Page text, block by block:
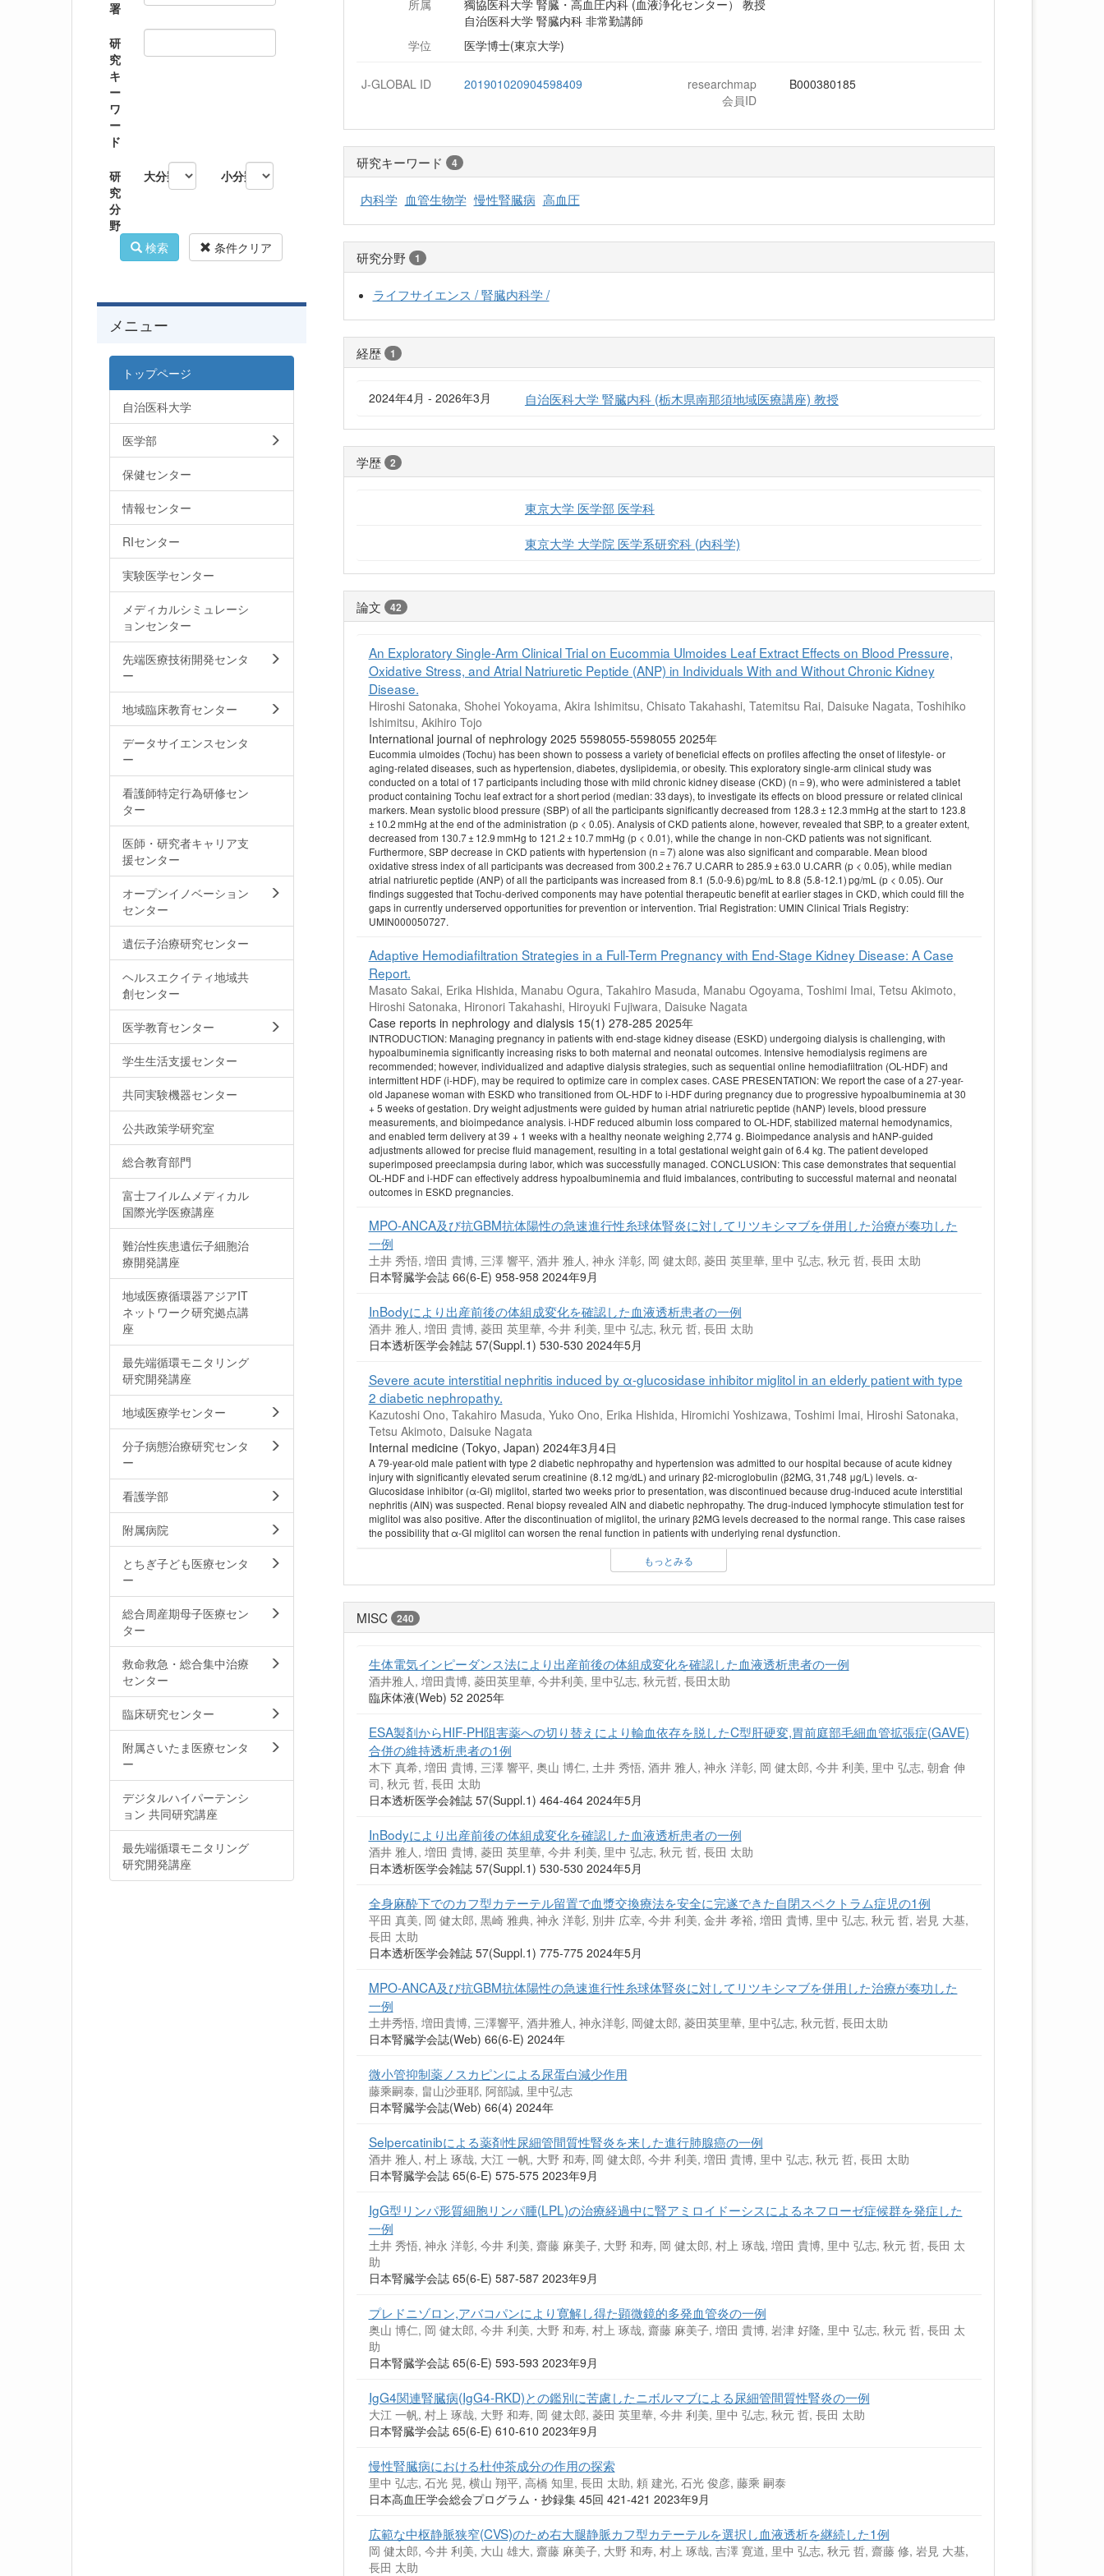
所属
獨協医科大学 腎臓・高血圧内科 (血液浄化センター） 教授
自治医科大学 腎臓内科 非常勤講師
学位
医学博士(東京大学)
J-GLOBAL ID 201901020904598409
researchmap
会員ID
B000380185
研究キーワード 4
内科学 血管生物学 慢性腎臓病 高血圧
研究分野 1
ライフサイエンス / 腎臓内科学 /
経歴 1
2024年4月 - 2026年3月 自治医科大学 腎臓内科 (栃木県南那須地域医療講座) 教授
学歴 2
東京大学 医学部 医学科
東京大学 大学院 医学系研究科 (内科学)
論文 42
An Exploratory Single-Arm Clinical Trial on Eucommia Ulmoides Leaf Extract Effects on Blood Pressure,
Oxidative Stress, and Atrial Natriuretic Peptide (ANP) in Individuals With and Without Chronic Kidney
Disease.
Hiroshi Satonaka, Shohei Yokoyama, Akira Ishimitsu, Chisato Takahashi, Tatemitsu Rai, Daisuke Nagata, Toshihiko
Ishimitsu, Akihiro Tojo
International journal of nephrology 2025 5598055-5598055 2025年
Eucommia ulmoides (Tochu) has been shown to possess a variety of beneficial effects on profiles affecting the onset of lifestyle- or
aging-related diseases, such as hypertension, diabetes, dyslipidemia, or obesity. This exploratory single-arm clinical study was
conducted on a total of 17 participants including those with mild chronic kidney disease (CKD) (n = 9), who were administered a tablet
product containing Tochu leaf extract for a short period (median: 33 days), to investigate its effects on blood pressure or related clinical
markers. Mean systolic blood pressure (SBP) of all the participants significantly decreased from 128.3 ± 12.3 mmHg at the start to 123.8
± 10.2 mmHg at the end of the administration (p < 0.05). Analysis of CKD patients alone, however, revealed that SBP, to a greater extent,
decreased from 130.7 ± 12.9 mmHg to 121.2 ± 10.7 mmHg (p < 0.01), while the change in non-CKD patients was not significant.
Furthermore, SBP decrease in CKD patients with hypertension (n = 7) alone was also significant and comparable. Mean blood
oxidative stress index of all participants was decreased from 300.2 ± 76.7 U.CARR to 285.9 ± 63.0 U.CARR (p < 0.05), while median
atrial natriuretic peptide (ANP) of all the participants was increased from 8.1 (5.0-9.6) pg/mL to 8.8 (5.8-12.1) pg/mL (p < 0.05). Our
findings suggested that Tochu-derived components may have potential therapeutic benefit at earlier stages in CKD, which could fill the
gaps in currently underserved opportunities for prevention or intervention. Trial Registration: UMIN Clinical Trials Registry:
UMIN000050727.
Adaptive Hemodiafiltration Strategies in a Full-Term Pregnancy with End-Stage Kidney Disease: A Case
Report.
Masato Sakai, Erika Hishida, Manabu Ogura, Takahiro Masuda, Manabu Ogoyama, Toshimi Imai, Tetsu Akimoto,
Hiroshi Satonaka, Hironori Takahashi, Hiroyuki Fujiwara, Daisuke Nagata
Case reports in nephrology and dialysis 15(1) 278-285 2025年
INTRODUCTION: Managing pregnancy in patients with end-stage kidney disease (ESKD) undergoing dialysis is challenging, with
hypoalbuminemia significantly increasing risks to both maternal and neonatal outcomes. Intensive hemodialysis regimens are
recommended; however, individualized and adaptive dialysis strategies, such as sequential online hemodiafiltration (OL-HDF) and
intermittent HDF (i-HDF), may be required to optimize care in complex cases. CASE PRESENTATION: We report the case of a 27-year-
old Japanese woman with ESKD who transitioned from OL-HDF to i-HDF during pregnancy due to progressive hypoalbuminemia at 30
+ 5 weeks of gestation. Dry weight adjustments were guided by human atrial natriuretic peptide (hANP) levels, blood pressure
measurements, and bioimpedance analysis. i-HDF reduced albumin loss compared to OL-HDF, stabilized maternal hemodynamics,
and enabled term delivery at 39 + 1 weeks with a healthy neonate weighing 2,774 g. Bioimpedance analysis and hANP-guided
adjustments allowed for precise fluid management, resulting in a total gestational weight gain of 6.4 kg. The patient developed
superimposed preeclampsia during labor, which was successfully managed. CONCLUSION: This case demonstrates that sequential
OL-HDF and i-HDF can effectively address hypoalbuminemia and fluid imbalances, contributing to successful maternal and neonatal
outcomes in ESKD pregnancies.
MPO-ANCA及び抗GBM抗体陽性の急速進行性糸球体腎炎に対してリツキシマブを併用した治療が奏功した
一例
土井 秀悟, 増田 貴博, 三澤 響平, 酒井 雅人, 神永 洋彰, 岡 健太郎, 菱田 英里華, 里中 弘志, 秋元 哲, 長田 太助
日本腎臓学会誌 66(6-E) 958-958 2024年9月
InBodyにより出産前後の体組成変化を確認した血液透析患者の一例
酒井 雅人, 増田 貴博, 菱田 英里華, 今井 利美, 里中 弘志, 秋元 哲, 長田 太助
日本透析医学会雑誌 57(Suppl.1) 530-530 2024年5月
Severe acute interstitial nephritis induced by α-glucosidase inhibitor miglitol in an elderly patient with type
2 diabetic nephropathy.
Kazutoshi Ono, Takahiro Masuda, Yuko Ono, Erika Hishida, Hiromichi Yoshizawa, Toshimi Imai, Hiroshi Satonaka,
Tetsu Akimoto, Daisuke Nagata
Internal medicine (Tokyo, Japan) 2024年3月4日
A 79-year-old male patient with type 2 diabetic nephropathy and hypertension was admitted to our hospital because of acute kidney
injury with significantly elevated serum creatinine (8.12 mg/dL) and urinary β2-microglobulin (β2MG, 31,748 μg/L) levels. α-
Glucosidase inhibitor (α-GI) miglitol, started two weeks prior to presentation, was discontinued because drug-induced acute interstitial
nephritis (AIN) was suspected. Renal biopsy revealed AIN and diabetic nephropathy. The drug-induced lymphocyte stimulation test for
miglitol was also positive. After the discontinuation of miglitol, the urinary β2MG levels decreased to the normal range. This case raises
the possibility that α-GI miglitol can worsen the renal function in patients with underlying renal dysfunction.
もっとみる
MISC 240
生体電気インピーダンス法により出産前後の体組成変化を確認した血液透析患者の一例
酒井雅人, 増田貴博, 菱田英里華, 今井利美, 里中弘志, 秋元哲, 長田太助
臨床体液(Web) 52 2025年
ESA製剤からHIF-PH阻害薬への切り替えにより輸血依存を脱したC型肝硬変,胃前庭部毛細血管拡張症(GAVE)
合併の維持透析患者の1例
木下 真希, 増田 貴博, 三澤 響平, 奥山 博仁, 土井 秀悟, 酒井 雅人, 神永 洋彰, 岡 健太郎, 今井 利美, 里中 弘志, 朝倉 伸
司, 秋元 哲, 長田 太助
日本透析医学会雑誌 57(Suppl.1) 464-464 2024年5月
InBodyにより出産前後の体組成変化を確認した血液透析患者の一例
酒井 雅人, 増田 貴博, 菱田 英里華, 今井 利美, 里中 弘志, 秋元 哲, 長田 太助
日本透析医学会雑誌 57(Suppl.1) 530-530 2024年5月
全身麻酔下でのカフ型カテーテル留置で血漿交換療法を安全に完遂できた自閉スペクトラム症児の1例
平田 真美, 岡 健太郎, 黒崎 雅典, 神永 洋彰, 別井 広幸, 今井 利美, 金井 孝裕, 増田 貴博, 里中 弘志, 秋元 哲, 岩見 大基,
長田 太助
日本透析医学会雑誌 57(Suppl.1) 775-775 2024年5月
MPO-ANCA及び抗GBM抗体陽性の急速進行性糸球体腎炎に対してリツキシマブを併用した治療が奏功した
一例
土井秀悟, 増田貴博, 三澤響平, 酒井雅人, 神永洋彰, 岡健太郎, 菱田英里華, 里中弘志, 秋元哲, 長田太助
日本腎臓学会誌(Web) 66(6-E) 2024年
微小管抑制薬ノスカピンによる尿蛋白減少作用
藤乘嗣泰, 畠山沙亜耶, 阿部誠, 里中弘志
日本腎臓学会誌(Web) 66(4) 2024年
Selpercatinibによる薬剤性尿細管間質性腎炎を来した進行肺腺癌の一例
酒井 雅人, 村上 琢哉, 大江 一帆, 大野 和寿, 岡 健太郎, 今井 利美, 増田 貴博, 里中 弘志, 秋元 哲, 長田 太助
日本腎臓学会誌 65(6-E) 575-575 2023年9月
IgG型リンパ形質細胞リンパ腫(LPL)の治療経過中に腎アミロイドーシスによるネフローゼ症候群を発症した
一例
土井 秀悟, 神永 洋彰, 今井 利美, 齋藤 麻美子, 大野 和寿, 岡 健太郎, 村上 琢哉, 増田 貴博, 里中 弘志, 秋元 哲, 長田 太
助
日本腎臓学会誌 65(6-E) 587-587 2023年9月
プレドニゾロン,アバコパンにより寛解し得た顕微鏡的多発血管炎の一例
奥山 博仁, 岡 健太郎, 今井 利美, 大野 和寿, 村上 琢哉, 齋藤 麻美子, 増田 貴博, 岩津 好隆, 里中 弘志, 秋元 哲, 長田 太
助
日本腎臓学会誌 65(6-E) 593-593 2023年9月
IgG4関連腎臓病(IgG4-RKD)との鑑別に苦慮したニボルマブによる尿細管間質性腎炎の一例
大江 一帆, 村上 琢哉, 大野 和寿, 岡 健太郎, 菱田 英里華, 今井 利美, 里中 弘志, 秋元 哲, 長田 太助
日本腎臓学会誌 65(6-E) 610-610 2023年9月
慢性腎臓病における杜仲茶成分の作用の探索
里中 弘志, 石光 晃, 横山 翔平, 高橋 知里, 長田 太助, 頼 建光, 石光 俊彦, 藤乘 嗣泰
日本高血圧学会総会プログラム・抄録集 45回 421-421 2023年9月
広範な中枢静脈狭窄(CVS)のため右大腿静脈カフ型カテーテルを選択し血液透析を継続した1例
岡 健太郎, 今井 利美, 大山 雄大, 齋藤 麻美子, 大野 和寿, 村上 琢哉, 吉澤 寛道, 里中 弘志, 秋元 哲, 齋藤 修, 岩見 大基,
長田 太助
署
研
究
キ
ー
ワ
ー
ド
研
究
分
野
大分類 小分類
検索 条件クリア
メニュー
トップページ
自治医科大学
医学部
保健センター
情報センター
RIセンター
実験医学センター
メディカルシミュレーシ
ョンセンター
先端医療技術開発センタ
ー
地域臨床教育センター
データサイエンスセンタ
ー
看護師特定行為研修セン
ター
医師・研究者キャリア支
援センター
オープンイノベーション
センター
遺伝子治療研究センター
ヘルスエクイティ地域共
創センター
医学教育センター
学生生活支援センター
共同実験機器センター
公共政策学研究室
総合教育部門
富士フイルムメディカル
国際光学医療講座
難治性疾患遺伝子細胞治
療開発講座
地域医療循環器アジアIT
ネットワーク研究拠点講
座
最先端循環モニタリング
研究開発講座
地域医療学センター
分子病態治療研究センタ
ー
看護学部
附属病院
とちぎ子ども医療センタ
ー
総合周産期母子医療セン
ター
救命救急・総合集中治療
センター
臨床研究センター
附属さいたま医療センタ
ー
デジタルハイパーテンシ
ョン 共同研究講座
最先端循環モニタリング
研究開発講座